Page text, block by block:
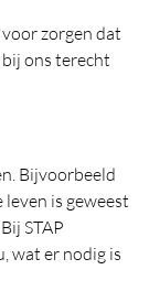
zorgen dat
ons terecht
Bijvoorbeeld
is geweest
STAP
wat er nodig is